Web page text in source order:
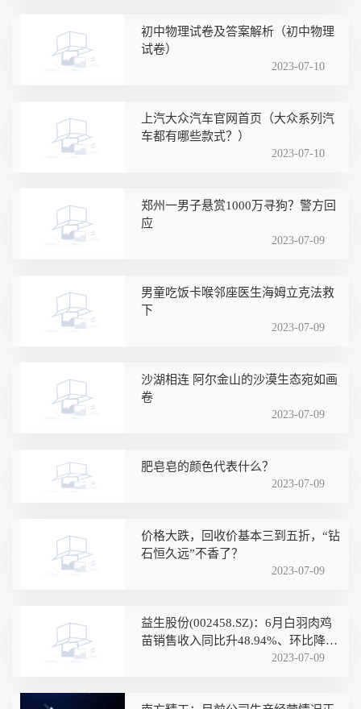
初中物理试卷及答案解析（初中物理
试卷）
2023-07-10
上汽大众汽车官网首页（大众系列汽
车都有哪些款式？）
2023-07-10
郑州一男子悬赏1000万寻狗？警方回
应
2023-07-09
男童吃饭卡喉邻座医生海姆立克法救
下
2023-07-09
沙湖相连 阿尔金山的沙漠生态宛如画
卷
2023-07-09
肥皂皂的颜色代表什么？
2023-07-09
价格大跌，回收价基本三到五折，“钻
石恒久远”不香了？
2023-07-09
益生股份(002458.SZ)：6月白羽肉鸡
苗销售收入同比升48.94%、环比降
2023-07-09